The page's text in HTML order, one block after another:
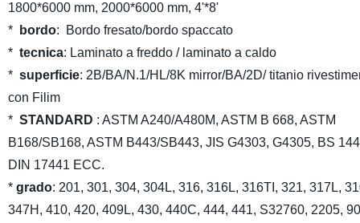
1800*6000 mm, 2000*6000 mm, 4'*8'
*
bordo: Bordo fresato/bordo spaccato
* tecnica: Laminato a freddo / laminato a caldo
* superficie: 2B/BA/N.1/HL/8K mirror/BA/2D/ titanio
con Filim
* STANDARD : ASTM A240/A480M, ASTM B 668, ASTM
B168/SB168, ASTM B443/SB443, JIS G4303, G4305, BS
DIN 17441 ECC.
*grado: 201, 301, 304, 304L, 316, 316L, 316TI, 321, 317L,
347H, 410, 420, 409L, 430, 440C, 444, 441, S32760, 2205,